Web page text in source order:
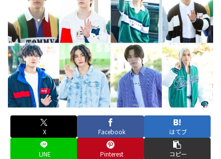
X Facebook はてブ
LINE Pinterest コピー